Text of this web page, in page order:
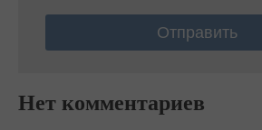
Нет комментариев